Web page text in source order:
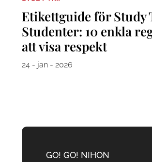
Etikettguide för Study
Studenter: 10 enkla
att visa respekt
24 - jan - 2026
GO! GO! NIHON